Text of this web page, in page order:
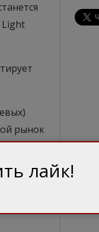
Light
рынок
в лайк!